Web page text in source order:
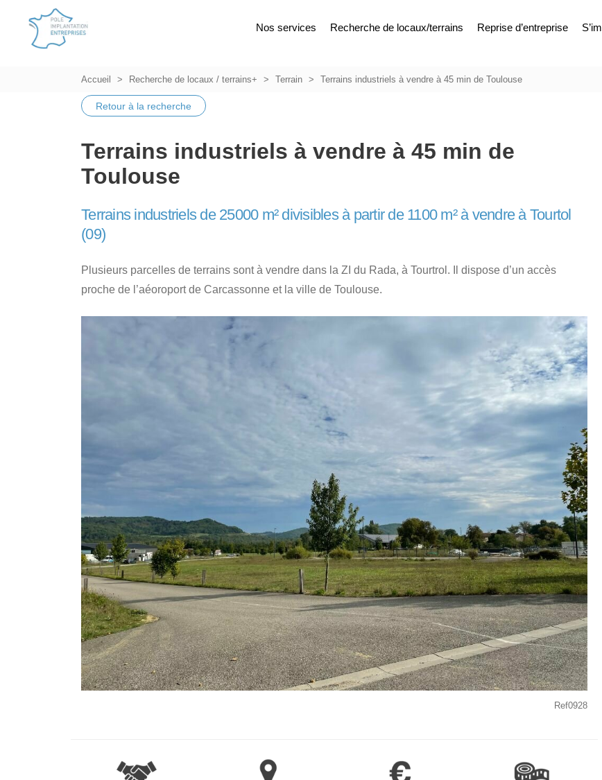
Nos services Recherche de locaux/terrains Reprise d’entreprise
Accueil Recherche de locaux / terrains+ Terrain Terrains industriels à vendre à 45 min de Toulouse
Retour à la recherche
Terrains industriels à vendre à 45 min de
Toulouse
Terrains industriels de 25000 m² divisibles à partir de 1100 m² à vendre à Tourtol
(09)
Plusieurs parcelles de terrains sont à vendre dans la ZI du Rada, à Tourtrol. Il dispose d’un accès
proche de l’aéoroport de Carcassonne et la ville de Toulouse.
Ref0928